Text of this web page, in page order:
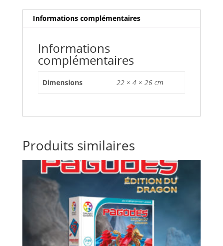
Informations complémentaires
Informations
complémentaires
Dimensions 22 × 4 × 26 cm
Produits similaires